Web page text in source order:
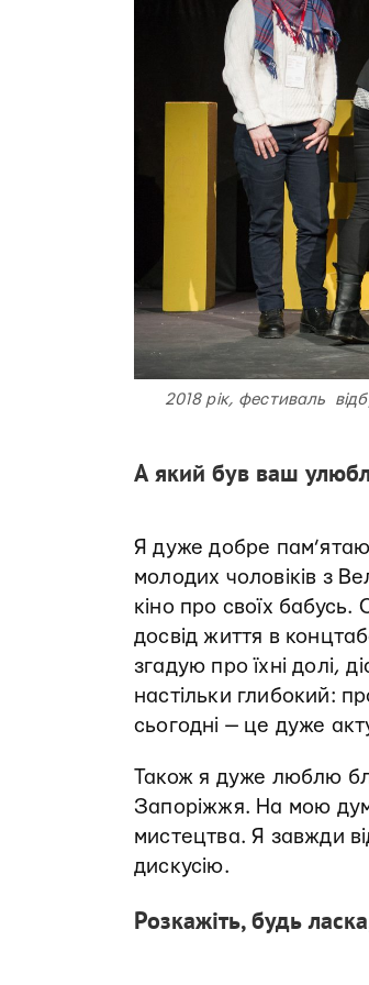
2018 рік, фестиваль
А який був ваш
Я дуже добре
молодих чоловіків з
кіно про своїх
досвід життя в
згадую про їхні долі,
настільки глибокий:
сьогодні — це дуже
Також я дуже люблю
Запоріжжя. На мою
мистецтва. Я завжди
дискусію.
Розкажіть, будь